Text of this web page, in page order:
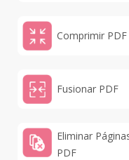
Comprimir PDF
Fusionar PDF
Eliminar
PDF